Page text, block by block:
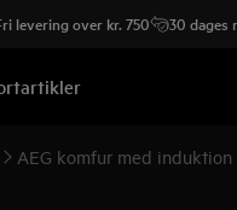
levering over kr. 750 30 dages
AEG komfur med